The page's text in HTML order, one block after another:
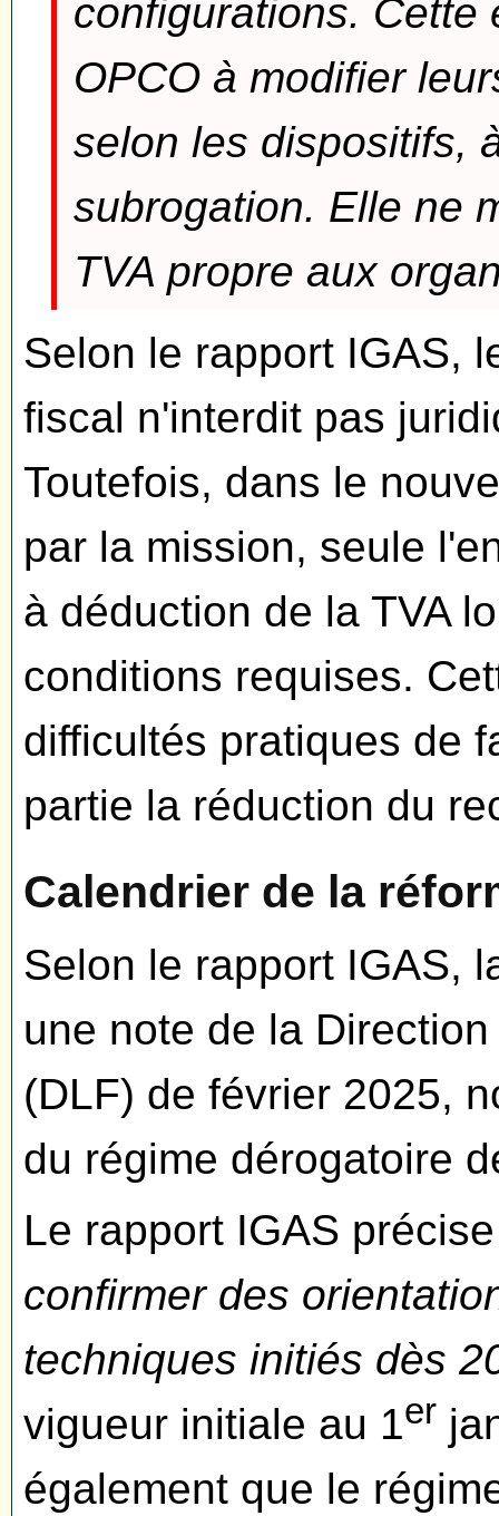
configurations. Cette
OPCO à modifier
selon les dispositifs,
subrogation. Elle ne
TVA propre aux
Selon le rapport IGAS,
fiscal n'interdit pas
Toutefois, dans le
par la mission, seule
à déduction de la TVA
conditions requises.
difficultés pratiques de
partie la réduction du
Calendrier de la
Selon le rapport IGAS,
une note de la
(DLF) de février 2025,
du régime dérogatoire
Le rapport IGAS
confirmer des
techniques initiés dès
vigueur initiale au 1er
également que le